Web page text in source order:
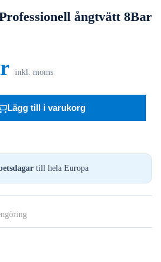
ångtvätt 8Bar
inkl. moms
Lägg till i varukorg
till hela Europa